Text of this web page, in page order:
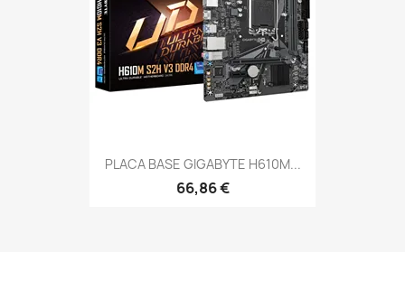
PLACA BASE GIGABYTE H610M...
66,86 €